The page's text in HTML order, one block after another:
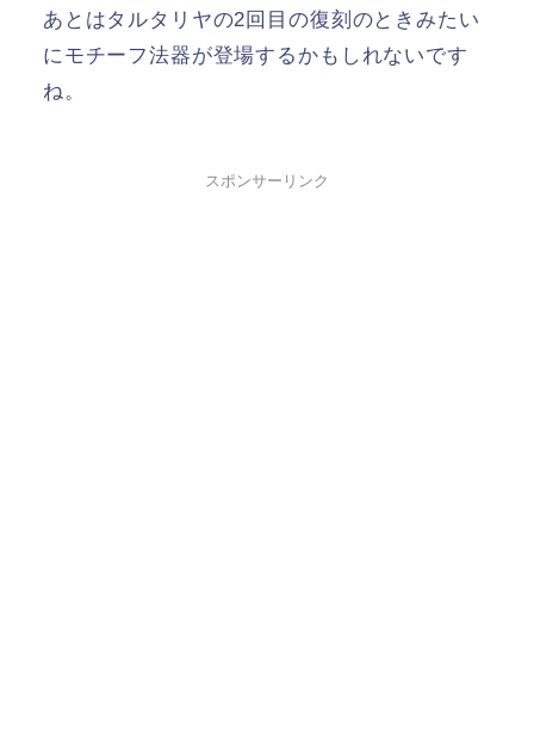
あとはタルタリヤの2回目の復刻のときみたい
にモチーフ法器が登場するかもしれないです
ね。
スポンサーリンク